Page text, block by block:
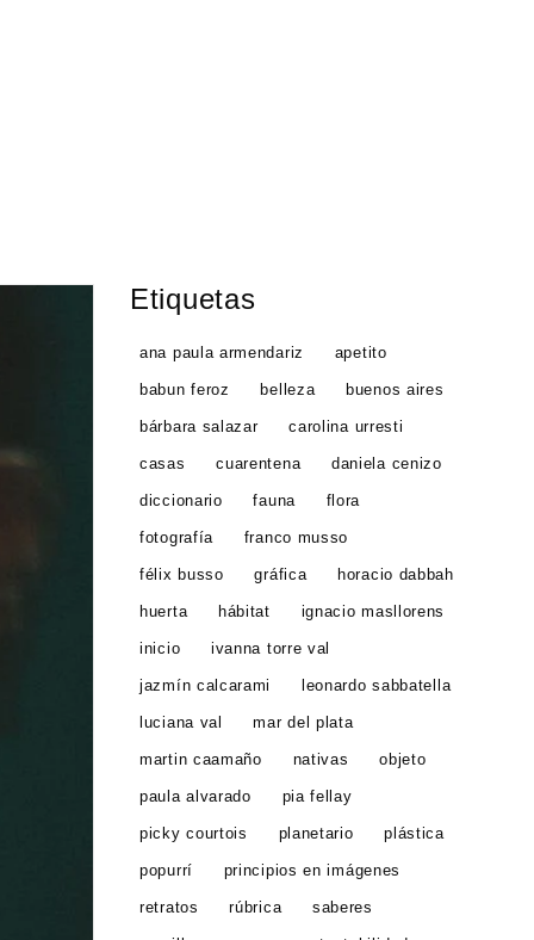
Etiquetas
ana paula armendariz apetito
babun feroz belleza buenos aires
bárbara salazar carolina urresti
casas cuarentena daniela cenizo
diccionario fauna flora
fotografía franco musso
félix busso gráfica horacio dabbah
huerta hábitat ignacio masllorens
inicio ivanna torre val
jazmín calcarami leonardo sabbatella
luciana val mar del plata
martin caamaño nativas objeto
paula alvarado pia fellay
picky courtois planetario plástica
popurrí principios en imágenes
retratos rúbrica saberes